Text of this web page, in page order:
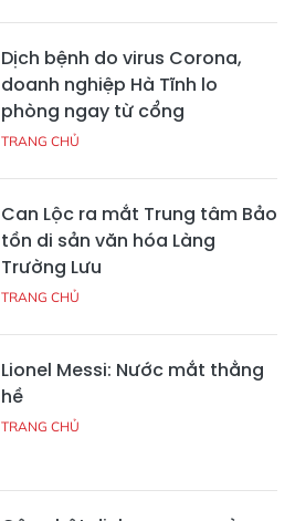
Dịch bệnh do virus Corona,
doanh nghiệp Hà Tĩnh lo
phòng ngay từ cổng
TRANG CHỦ
Can Lộc ra mắt Trung tâm Bảo
tồn di sản văn hóa Làng
Trường Lưu
TRANG CHỦ
Lionel Messi: Nước mắt thằng
hề
TRANG CHỦ